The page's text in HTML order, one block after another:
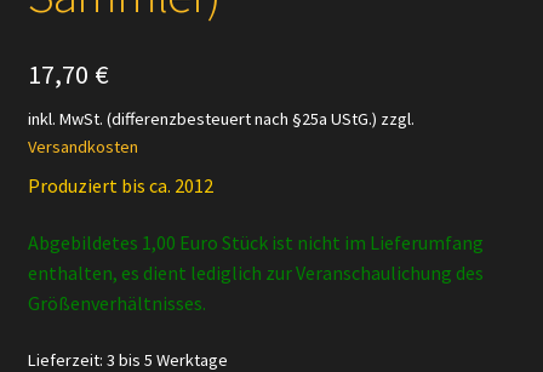
17,70 €
inkl. MwSt. (differenzbesteuert nach §25a UStG.) zzgl.
Versandkosten
Produziert bis ca. 2012
Abgebildetes 1,00 Euro Stück ist nicht im Lieferumfang
enthalten, es dient lediglich zur Veranschaulichung des
Größenverhältnisses.
Lieferzeit: 3 bis 5 Werktage